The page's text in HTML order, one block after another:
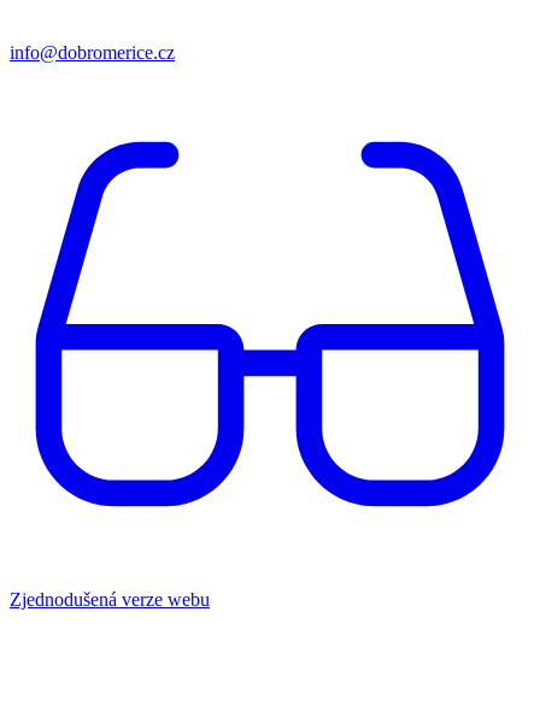
info@dobromerice.cz
Zjednodušená verze webu